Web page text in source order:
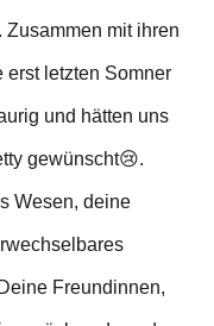
mit ihren
erst letzten Somner
und hätten uns
gewünscht😢.
Wesen, deine
Freundinnen,